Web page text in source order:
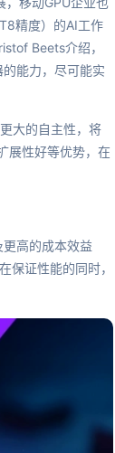
精度）的AI工作
Beets介绍，
能力，尽可能实
大的自主性，将
展性好等优势，在
高的成本效益
保证性能的同时，